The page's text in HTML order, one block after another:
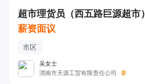
超市理货员（西五路巨源超市）
薪资面议
市区
吴女士
渭南市天源工贸有限责任公司